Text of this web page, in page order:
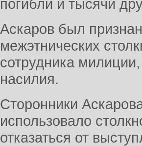
погибли и тысячи
Аскаров был
межэтнических
сотрудника
насилия.
Сторонники
использовало
отказаться от